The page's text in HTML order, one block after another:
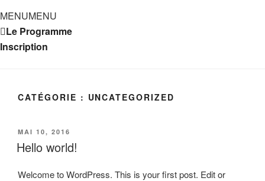
MENUMENU
Le Programme
Inscription
CATÉGORIE : UNCATEGORIZED
PUBLIÉ
LE
MAI 10, 2016
Hello world!
Welcome to WordPress. This is your first post. Edit or